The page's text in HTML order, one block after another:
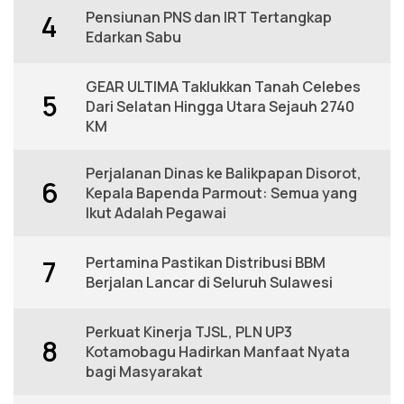
4
Pensiunan PNS dan IRT Tertangkap
Edarkan Sabu
5
GEAR ULTIMA Taklukkan Tanah Celebes
Dari Selatan Hingga Utara Sejauh 2740
KM
6
Perjalanan Dinas ke Balikpapan Disorot,
Kepala Bapenda Parmout: Semua yang
Ikut Adalah Pegawai
7
Pertamina Pastikan Distribusi BBM
Berjalan Lancar di Seluruh Sulawesi
8
Perkuat Kinerja TJSL, PLN UP3
Kotamobagu Hadirkan Manfaat Nyata
bagi Masyarakat